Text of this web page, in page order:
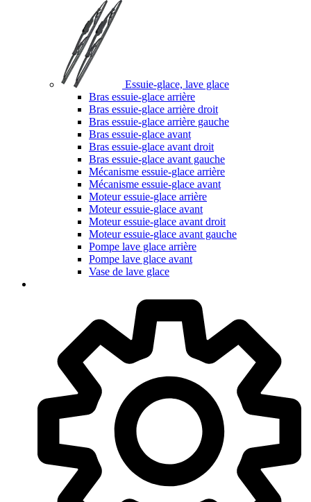
Essuie-glace, lave glace
Bras essuie-glace arrière
Bras essuie-glace arrière droit
Bras essuie-glace arrière gauche
Bras essuie-glace avant
Bras essuie-glace avant droit
Bras essuie-glace avant gauche
Mécanisme essuie-glace arrière
Mécanisme essuie-glace avant
Moteur essuie-glace arrière
Moteur essuie-glace avant
Moteur essuie-glace avant droit
Moteur essuie-glace avant gauche
Pompe lave glace arrière
Pompe lave glace avant
Vase de lave glace